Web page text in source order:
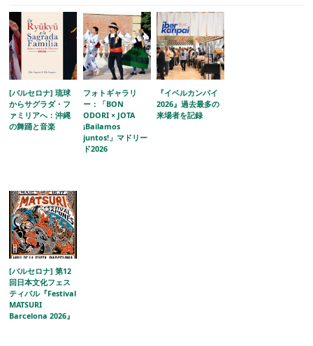
[バルセロナ] 琉球
からサグラダ・フ
ァミリアへ：沖縄
の舞踊と音楽
フォトギャラリ
ー：「BON
ODORI × JOTA
¡Bailamos
juntos!」マドリー
ド2026
『イベルカンパイ
2026』過去最多の
来場者を記録
[バルセロナ] 第12
回日本文化フェス
ティバル『Festival
MATSURI
Barcelona 2026』